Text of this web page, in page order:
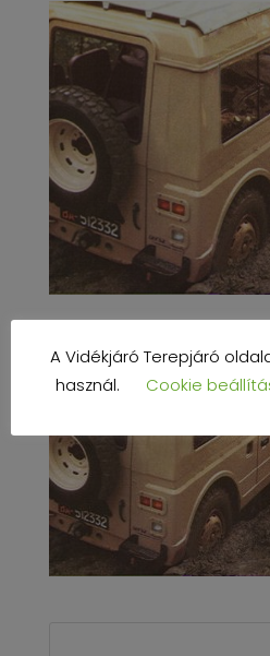
A Vidékjáró Terepjáró
használ.
Cookie